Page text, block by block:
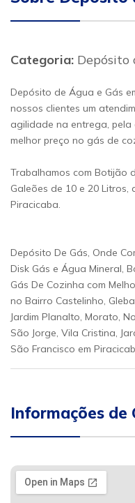
Categoria: Depósito
Depósito de Água e Gás
nossos clientes um
agilidade na entrega,
melhor preço no gás de
Trabalhamos com Botijão
Galeões de 10 e 20
Piracicaba.
Depósito De Gás, Onde
Disk Gás e Água Mineral,
Gás De Cozinha com
no Bairro Castelinho,
Jardim Planalto, Morato,
São Jorge, Vila Cristina,
São Francisco em
Informações de